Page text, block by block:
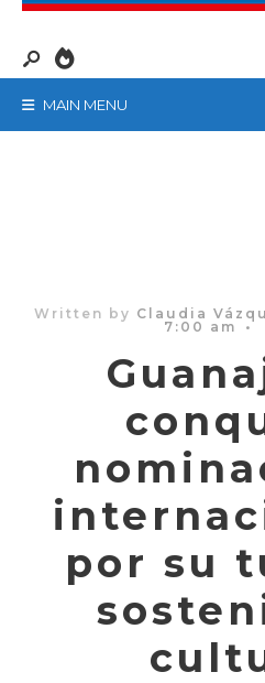
MAIN MENU
Written by Claudia
7:00 am
•
por su